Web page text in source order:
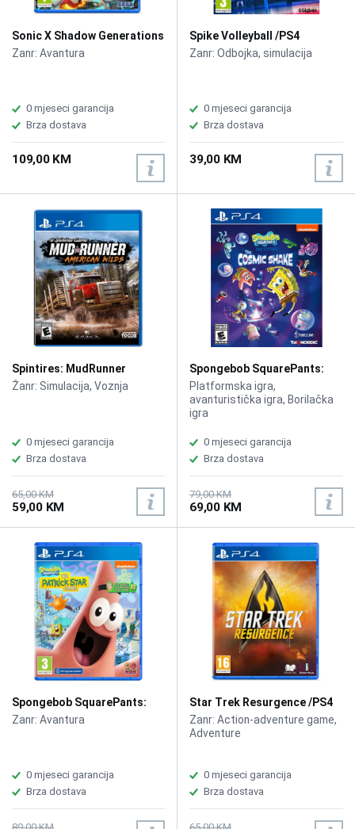
Sonic X Shadow Generations
/PS4
Zanr: Avantura
0 mjeseci garancija
Brza dostava
109,00 KM
Spike Volleyball /PS4
Zanr: Odbojka, simulacija
0 mjeseci garancija
Brza dostava
39,00 KM
Spintires: MudRunner
American Wilds Edition /PS4
Žanr: Simulacija, Voznja
0 mjeseci garancija
Brza dostava
65,00 KM
59,00 KM
Spongebob SquarePants:
The Cosmic Shake /PS4
Platformska igra,
avanturistička igra, Borilačka
igra
0 mjeseci garancija
Brza dostava
79,00 KM
69,00 KM
Spongebob SquarePants:
The Patrick Star Game /PS4
Zanr: Avantura
0 mjeseci garancija
Brza dostava
Star Trek Resurgence /PS4
Zanr: Action-adventure game,
Adventure
0 mjeseci garancija
Brza dostava